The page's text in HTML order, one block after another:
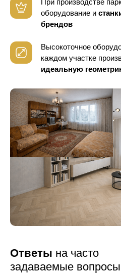
При производстве
оборудование и
брендов
Высокоточное
каждом участке
идеальную
Ответы на часто
задаваемые вопросы